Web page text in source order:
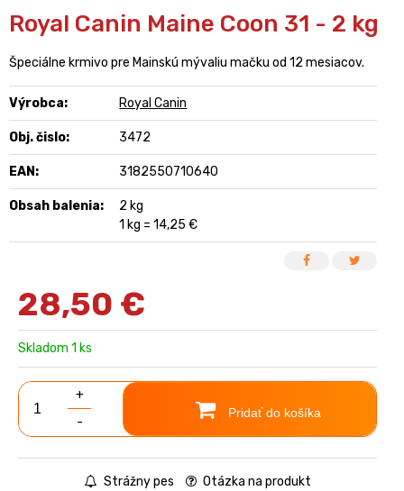
Royal Canin Maine Coon 31 - 2 kg
Špeciálne krmivo pre Mainskú mývaliu mačku od 12 mesiacov.
Výrobca: Royal Canin
Obj. čislo: 3472
EAN: 3182550710640
Obsah balenia:
2 kg
1 kg = 14,25 €
28,50 €
Skladom 1 ks
+
-
Pridať do košíka
Strážny pes Otázka na produkt